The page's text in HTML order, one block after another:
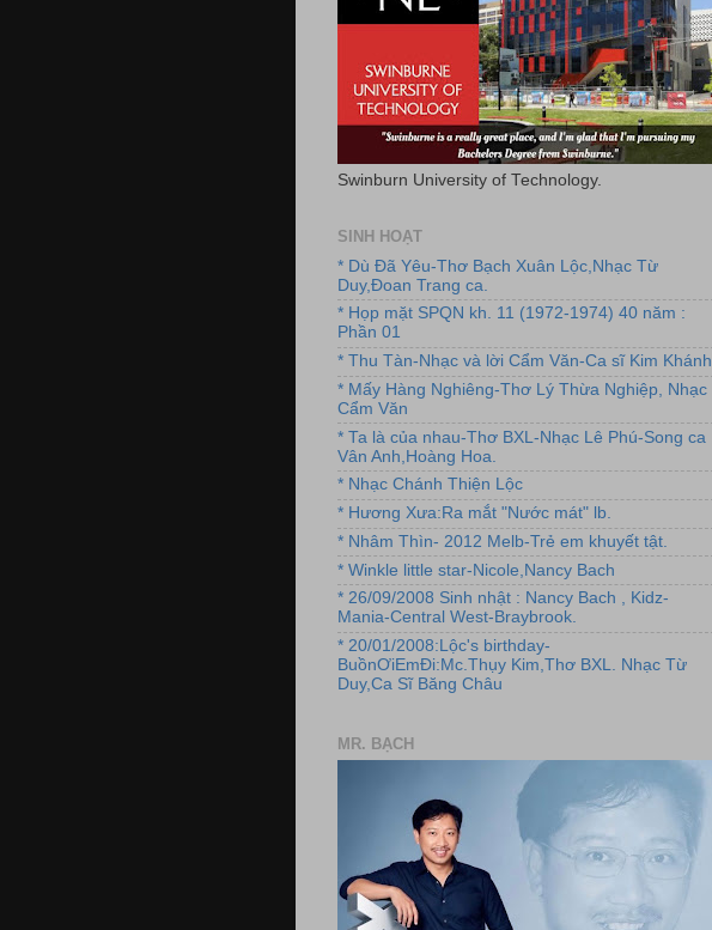
Swinburn University of Technology.
SINH HOẠT
* Dù Đã Yêu-Thơ Bạch Xuân Lộc,Nhạc Từ
Duy,Đoan Trang ca.
* Họp mặt SPQN kh. 11 (1972-1974) 40 năm :
Phần 01
* Thu Tàn-Nhạc và lời Cẩm Văn-Ca sĩ Kim Khánh
* Mấy Hàng Nghiêng-Thơ Lý Thừa Nghiệp, Nhạc
Cẩm Văn
* Ta là của nhau-Thơ BXL-Nhạc Lê Phú-Song ca
Vân Anh,Hoàng Hoa.
* Nhạc Chánh Thiện Lộc
* Hương Xưa:Ra mắt "Nước mát" lb.
* Nhâm Thìn- 2012 Melb-Trẻ em khuyết tật.
* Winkle little star-Nicole,Nancy Bach
* 26/09/2008 Sinh nhật : Nancy Bach , Kidz-
Mania-Central West-Braybrook.
* 20/01/2008:Lộc's birthday-
BuồnƠiEmĐi:Mc.Thụy Kim,Thơ BXL. Nhạc Từ
Duy,Ca Sĩ Băng Châu
MR. BẠCH